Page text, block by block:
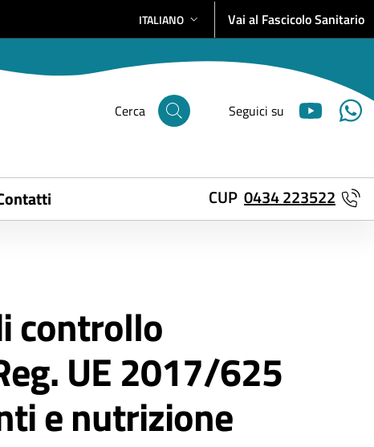
SELEZIONE LINGUA: LINGUA SELEZIONATA
ITALIANO Vai al Fascicolo Sanitario
Cerca Seguici su
CUP 0434 223522
controllo
UE 2017/625
e nutrizione